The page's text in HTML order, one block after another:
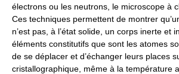
électrons ou les neutrons, le microscope à
Ces techniques permettent de montrer
n’est pas, à l’état solide, un corps inerte et
éléments constitutifs que sont les atomes
de se déplacer et d’échanger leurs places
cristallographique, même à la température